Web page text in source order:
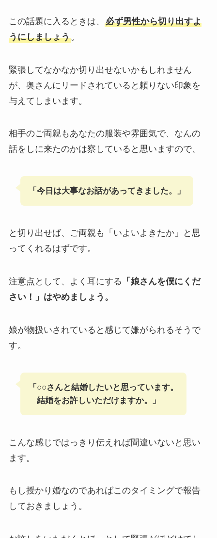
この話題に入るときは、 必ず男性から切り出すよ
うにしましょう。
緊張してなかなか切り出せないかもしれません
が、奥さんにリードされていると頼りない印象を
与えてしまいます。
相手のご両親もあなたの服装や雰囲気で、なんの
話をしに来たのかは察していると思いますので、
「今日は大事なお話があってきました。」
と切り出せば、ご両親も「いよいよきたか」と思
ってくれるはずです。
注意点として、よく耳にする 「娘さんを僕にくだ
さい！」はやめましょう。
娘が物扱いされていると感じて嫌がられるそうで
す。
「○○さんと結婚したいと思っています。
結婚をお許しいただけますか。」
こんな感じではっきり伝えれば間違いないと思い
ます。
もし授かり婚なのであればこのタイミングで報告
しておきましょう。